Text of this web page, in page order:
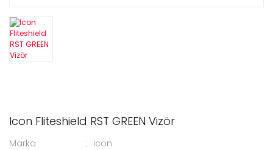
Icon Fliteshield RST GREEN Vizör
Marka
icon